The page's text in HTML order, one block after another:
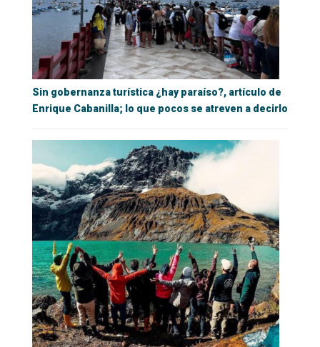
Sin gobernanza turística ¿hay paraíso?, artículo de
Enrique Cabanilla; lo que pocos se atreven a decirlo